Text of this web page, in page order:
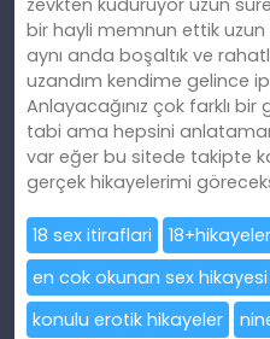
zevkten kuduruyor uzun
bir hayli memnun ettik
aynı anda boşaltık ve
uzandım kendime gelince
Anlayacağınız çok farklı
tabi ama hepsini
var eğer bu sitede takipte
gerçek hikayelerimi
18 sex itiraflari 18+hikayeler
en cok okunan sex hikayesi
konulu erotik hikayeler